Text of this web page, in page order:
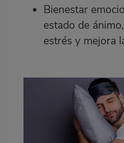
Bienestar
estado de
estrés y mejora